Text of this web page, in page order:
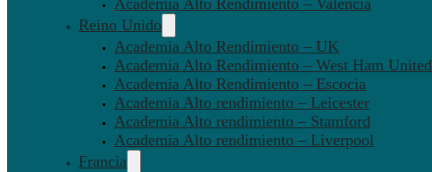
Reino Unido
Academia Alto Rendimiento – UK
Academia Alto Rendimiento – West Ham United
Academia Alto Rendimiento – Escocia
Academia Alto rendimiento – Leicester
Academia Alto rendimiento – Stamford
Academia Alto rendimiento – Liverpool
Francia